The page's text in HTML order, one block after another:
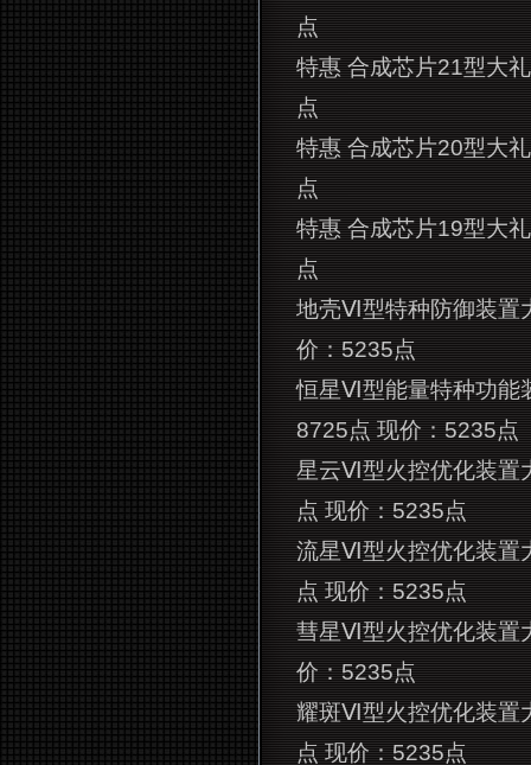
点
特惠 合成芯片21型大
点
特惠 合成芯片20型大
点
特惠 合成芯片19型大
点
地壳Ⅵ型特种防御装置
价：5235点
恒星Ⅵ型能量特种功能
8725点 现价：5235点
星云Ⅵ型火控优化装置
点 现价：5235点
流星Ⅵ型火控优化装置
点 现价：5235点
彗星Ⅵ型火控优化装置
价：5235点
耀斑Ⅵ型火控优化装置
点 现价：5235点